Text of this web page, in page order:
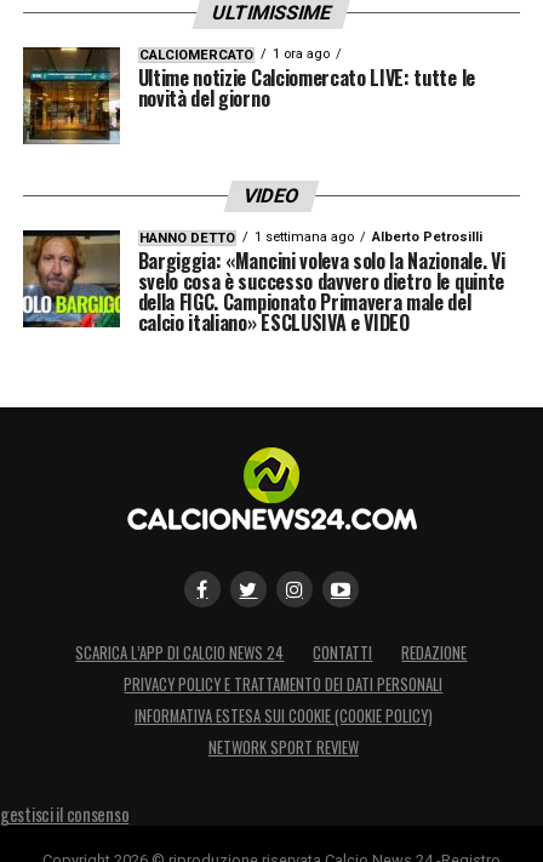
ULTIMISSIME
CALCIOMERCATO 1 ora ago
Ultime notizie Calciomercato LIVE: tutte le
novità del giorno
VIDEO
HANNO DETTO 1 settimana ago Alberto Petrosilli
Bargiggia: «Mancini voleva solo la Nazionale. Vi
svelo cosa è successo davvero dietro le quinte
della FIGC. Campionato Primavera male del
calcio italiano» ESCLUSIVA e VIDEO
SCARICA L’APP DI CALCIO NEWS 24 CONTATTI
REDAZIONE
PRIVACY POLICY E TRATTAMENTO DEI DATI PERSONALI
INFORMATIVA ESTESA SUI COOKIE (COOKIE POLICY)
NETWORK SPORT REVIEW
gestisci il consenso